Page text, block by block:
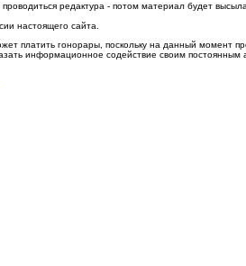
редактура - потом материал будет
настоящего сайта.
платить гонорары, поскольку на данный момент
информационное содействие своим постоянным